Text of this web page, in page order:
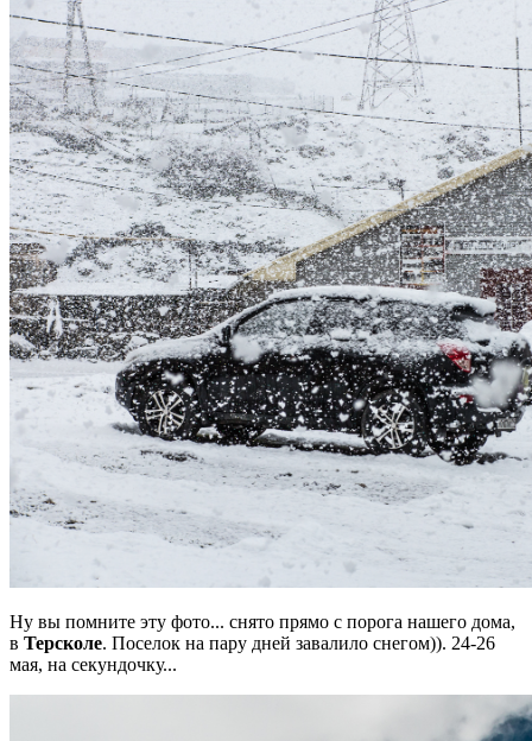
Ну вы помните эту фото... снято прямо с порога нашего дома,
в Терсколе. Поселок на пару дней завалило снегом)). 24-26
мая, на секундочку...